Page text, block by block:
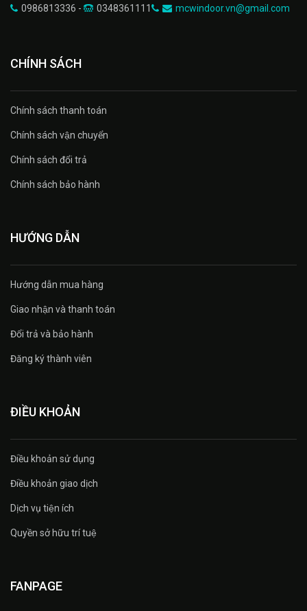
0986813336 - 0348361111 mcwindoor.vn@gmail.com
CHÍNH SÁCH
Chính sách thanh toán
Chính sách vận chuyển
Chính sách đổi trả
Chính sách bảo hành
HƯỚNG DẪN
Hướng dẫn mua hàng
Giao nhận và thanh toán
Đổi trả và bảo hành
Đăng ký thành viên
ĐIỀU KHOẢN
Điều khoản sử dụng
Điều khoản giao dịch
Dịch vụ tiện ích
Quyền sở hữu trí tuệ
FANPAGE